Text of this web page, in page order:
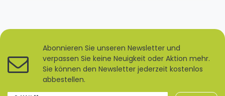
Abonnieren Sie unseren Newsletter und
verpassen Sie keine Neuigkeit oder Aktion mehr.
Sie können den Newsletter jederzeit kostenlos
abbestellen.